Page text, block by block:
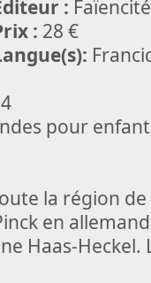
: Faïencité
: 28 €
pour
la région
en
Haas-